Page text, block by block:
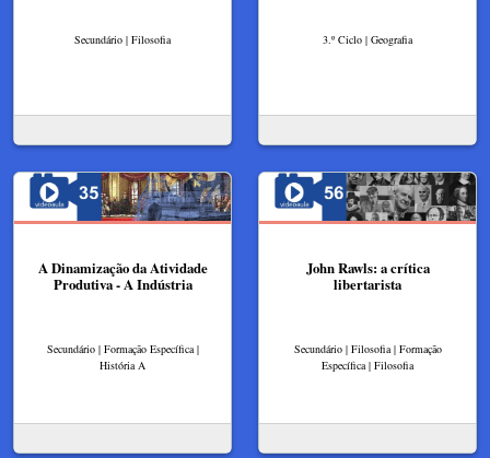
Secundário | Filosofia 3.º Ciclo | Geografia
A Dinamização da Atividade
Produtiva - A Indústria
Secundário | Formação Específica |
História A
John Rawls: a crítica
libertarista
Secundário | Filosofia | Formação
Específica | Filosofia